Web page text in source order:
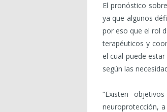
El pronóstico
ya que algunos
por eso que el rol
terapéuticos y
el cual puede
según las
“Existen
neuroprotección,